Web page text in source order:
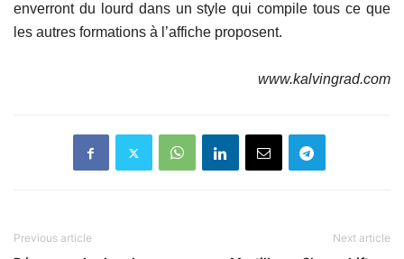
enverront du lourd dans un style qui compile tous ce que
les autres formations à l’affiche proposent.
www.kalvingrad.com
Previous article Next article